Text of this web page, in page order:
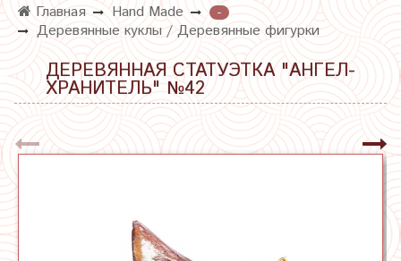
Главная Hand Made
-
Деревянные куклы / Деревянные фигурки
ДЕРЕВЯННАЯ СТАТУЭТКА "АНГЕЛ-
ХРАНИТЕЛЬ" №42